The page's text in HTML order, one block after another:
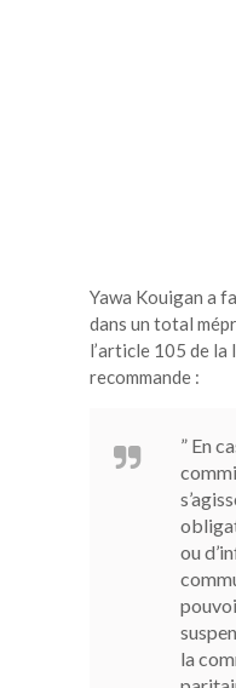
Yawa Kouigan a
dans un total
l’article 105 de
recommande :
” En
ou
la